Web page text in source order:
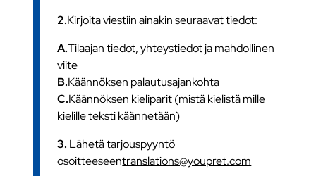
2.Kirjoita viestiin ainakin seuraavat tiedot:
A.Tilaajan tiedot, yhteystiedot ja mahdollinen
viite
B.Käännöksen palautusajankohta
C.Käännöksen kieliparit (mistä kielistä mille
kielille teksti käännetään)
3. Lähetä tarjouspyyntö
osoitteeseentranslations@youpret.com